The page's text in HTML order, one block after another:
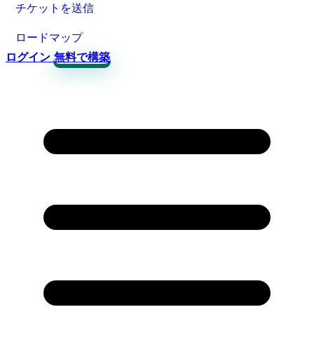
チケットを送信
ロードマップ
ログイン 無料で構築